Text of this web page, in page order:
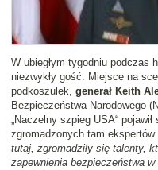
W ubiegłym tygodniu podczas
niezwykły gość. Miejsce na
podkoszulek, generał Keith
Bezpieczeństwa Narodowego
„Naczelny szpieg USA“
zgromadzonych tam
tutaj, zgromadziły się talenty,
zapewnienia bezpieczeństwa